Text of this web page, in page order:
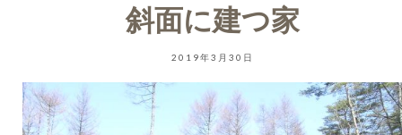
斜面に建つ家
2019年3月30日